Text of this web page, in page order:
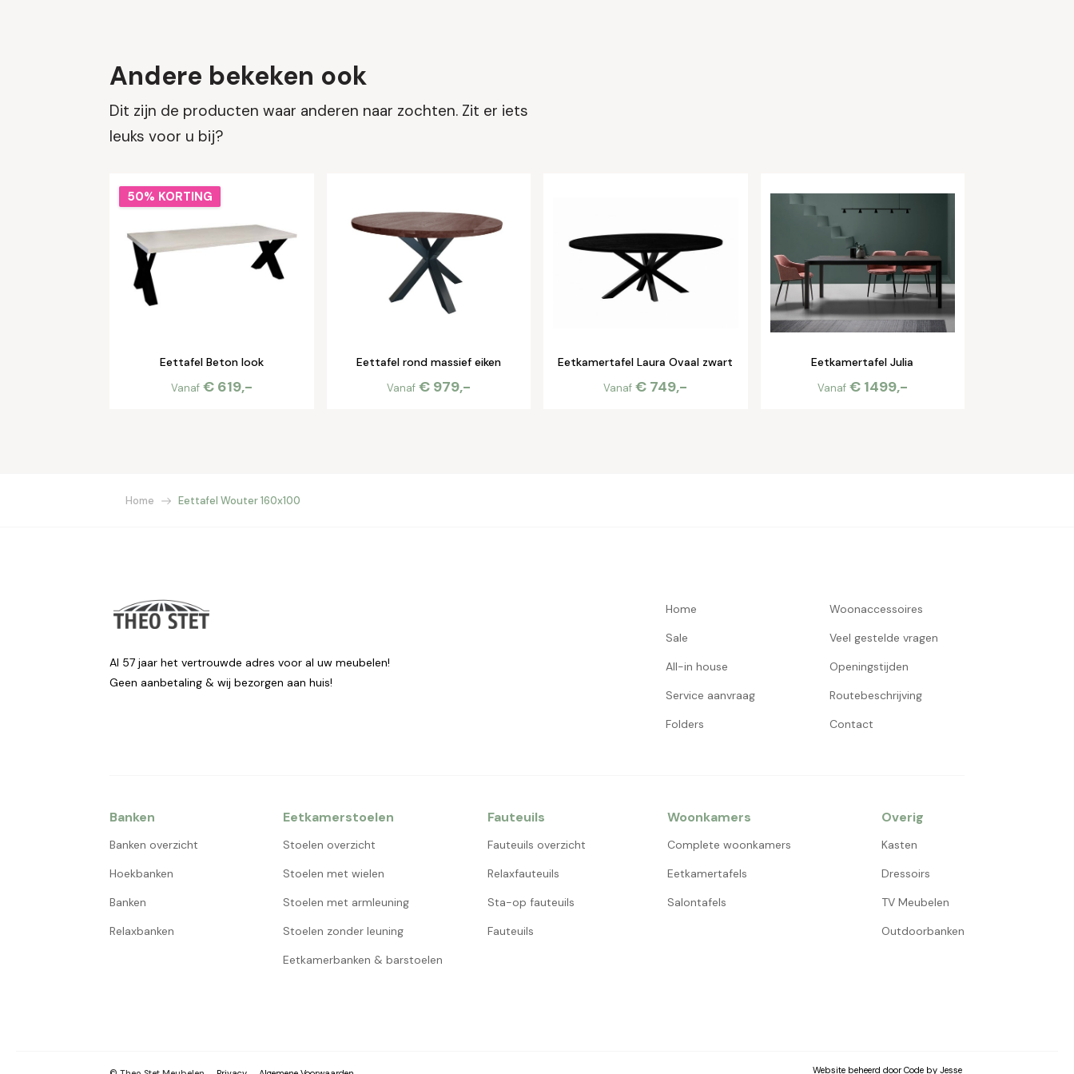
Andere bekeken ook
Dit zijn de producten waar anderen naar zochten. Zit er iets
leuks voor u bij?
Eettafel Beton look
Vanaf € 619,-
50% KORTING
Eettafel rond massief eiken
Vanaf € 979,-
Eetkamertafel Laura Ovaal zwart
Vanaf € 749,-
Eetkamertafel Julia
Vanaf € 1499,-
Home Eettafel Wouter 160x100
Al 57 jaar het vertrouwde adres voor al uw meubelen!
Geen aanbetaling & wij bezorgen aan huis!
Home
Sale
All-in house
Service aanvraag
Folders
Woonaccessoires
Veel gestelde vragen
Openingstijden
Routebeschrijving
Contact
Banken
Banken overzicht
Hoekbanken
Banken
Relaxbanken
Eetkamerstoelen
Stoelen overzicht
Stoelen met wielen
Stoelen met armleuning
Stoelen zonder leuning
Eetkamerbanken & barstoelen
Fauteuils
Fauteuils overzicht
Relaxfauteuils
Sta-op fauteuils
Fauteuils
Woonkamers
Complete woonkamers
Eetkamertafels
Salontafels
Overig
Kasten
Dressoirs
TV Meubelen
Outdoorbanken
Website beheerd door Code by Jesse